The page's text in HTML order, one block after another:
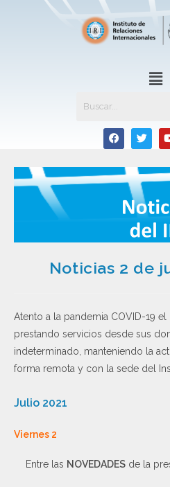
Noticias 2 de
Atento a la pandemia COVID-19
prestando servicios desde sus
indeterminado, manteniendo la
forma remota y con la sede del
Julio 2021
Viernes 2
Entre las NOVEDADES de la